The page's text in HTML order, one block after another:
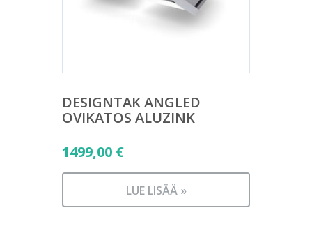
DESIGNTAK ANGLED
OVIKATOS ALUZINK
1499,00 €
LUE LISÄÄ »